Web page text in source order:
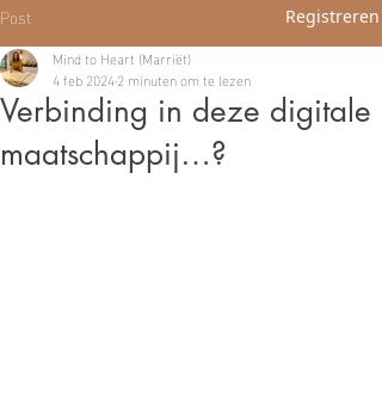
Post Registreren
Verbinding in deze digitale
maatschappij…?
Mind to Heart (Marriët)
4 feb 20242 minuten om te lezen